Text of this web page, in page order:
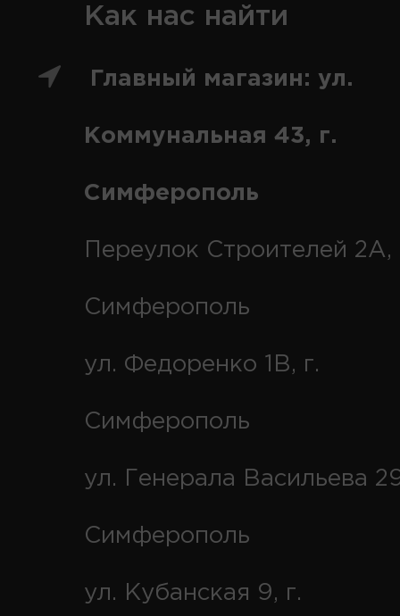
Как нас найти
Главный магазин: ул.
Коммунальная 43, г.
Симферополь
Переулок Строителей 2А,
Симферополь
ул. Федоренко 1В, г.
Симферополь
ул. Генерала Васильева
Симферополь
ул. Кубанская 9, г.